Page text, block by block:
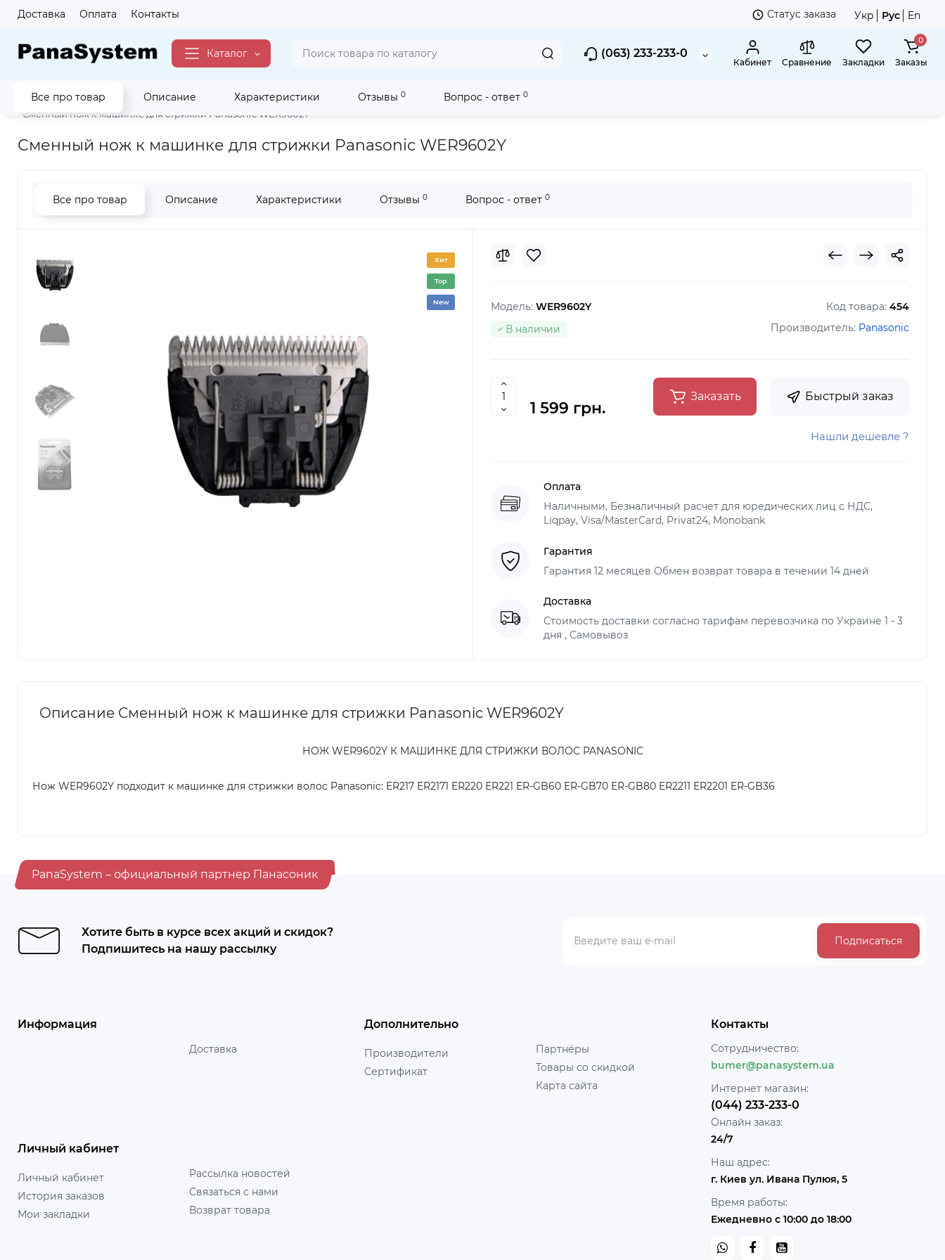
Доставка Оплата Контакты Статус заказа Укр Рус En
Каталог (063) 233-233-0
Кабинет Сравнение Закладки
0
Заказы
Все про товар Описание Характеристики Отзывы 0 Вопрос - ответ 0
Главная Красота Аксессуары по уходу за красотой и здоровьем для Машинок для Стрижки
Сменные Ножи для Триммеров
Сменный нож к машинке для стрижки Panasonic WER9602Y
Сменный нож к машинке для стрижки Panasonic WER9602Y
Все про товар Описание Характеристики Отзывы 0 Вопрос - ответ 0
Хит
Top
New Модель: WER9602Y Код товара: 454
Производитель: Panasonic
В наличии
1 599 грн.
Заказать Быстрый заказ
Нашли дешевле ?
Оплата
Наличными, Безналичный расчет для юредических лиц с НДС,
Liqpay, Visa/MasterCard, Privat24, Monobank
Гарантия
Гарантия 12 месяцев Обмен возврат товара в течении 14 дней
Доставка
Стоимость доставки согласно тарифам перевозчика по Украине 1 - 3
дня , Самовывоз
Описание Сменный нож к машинке для стрижки Panasonic WER9602Y
НОЖ WER9602Y К МАШИНКЕ ДЛЯ СТРИЖКИ ВОЛОС PANASONIC
Нож WER9602Y подходит к машинке для стрижки волос Panasonic: ER217 ER2171 ER220 ER221 ER-GB60 ER-GB70 ER-GB80 ER2211 ER2201 ER-GB36
PanaSystem – официальный партнер Панасоник
Хотите быть в курсе всех акций и скидок?
Подпишитесь на нашу рассылку
Подписаться
Информация
Доставка
Дополнительно
Производители
Сертификат
Партнёры
Товары со скидкой
Карта сайта
Личный кабинет
Личный кабинет
История заказов
Мои закладки
Рассылка новостей
Связаться с нами
Возврат товара
Контакты
Сотрудничество:
bumer@panasystem.ua
Интернет магазин:
(044) 233-233-0
Онлайн заказ:
24/7
Наш адрес:
г. Киев ул. Ивана Пулюя, 5
Время работы:
Ежедневно с 10:00 до 18:00